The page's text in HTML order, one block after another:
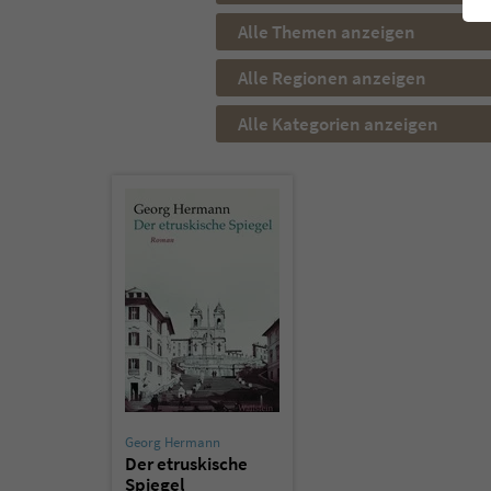
Alle Themen anzeigen
Alle Regionen anzeigen
Alle Kategorien anzeigen
Georg Hermann
Der etruskische
Spiegel